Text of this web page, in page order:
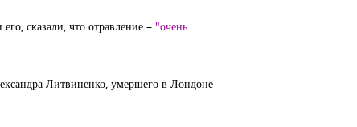
сказали, что отравление – "очень
Литвиненко, умершего в Лондоне